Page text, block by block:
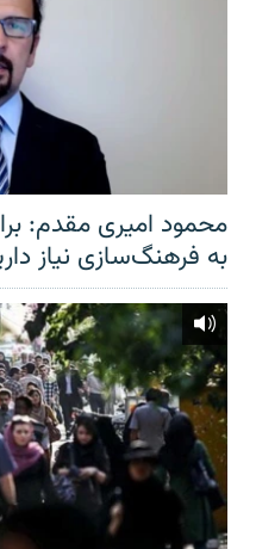
محمود امیری مقدم:
به فرهنگ‌سازی نیاز